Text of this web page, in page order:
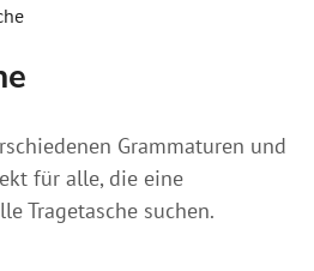
Grammaturen und
für alle, die eine
Tragetasche suchen.